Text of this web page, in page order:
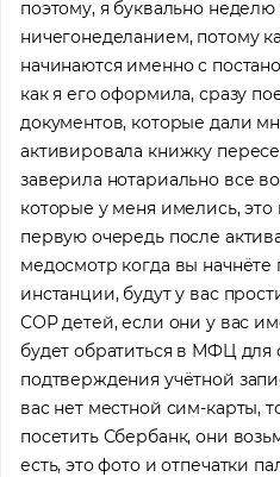
поэтому, я буквально неделю
ничегонеделанием, потому
начинаются именно с
как я его оформила, сразу
документов, которые дали
активировала книжку
заверила нотариально все
которые у меня имелись, это
первую очередь после
медосмотр когда вы начнёте
инстанции, будут у вас
СОР детей, если они у вас
будет обратиться в МФЦ
подтверждения учётной
вас нет местной сим-карты,
посетить Сбербанк, они
есть, это фото и отпечатки